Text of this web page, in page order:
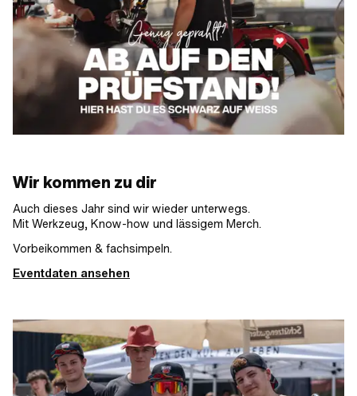
Wir kommen zu dir
Auch dieses Jahr sind wir wieder unterwegs.
Mit Werkzeug, Know-how und lässigem Merch.
Vorbeikommen & fachsimpeln.
Eventdaten ansehen